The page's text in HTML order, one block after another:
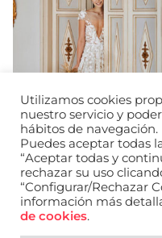
URL de
Utilizamos cookies
nuestro servicio y
hábitos de navegación.
Puedes aceptar todas
“Aceptar todas y
rechazar su uso
“Configurar/Rechazar
información más
de cookies.